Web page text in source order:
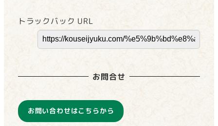
トラックバック URL
お問合せ
お問い合わせはこちらから